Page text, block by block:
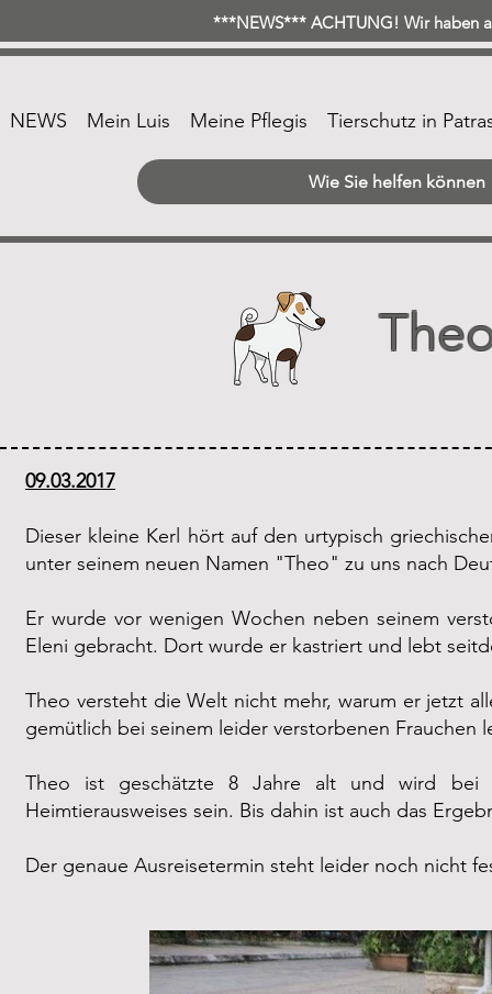
***NEWS*** ACHTUNG! Wir haben
NEWS Mein Luis Meine Pflegis Tierschutz in
Wie Sie helfen können
09.03.2017
Dieser kleine Kerl hört auf den urtypisch
unter seinem neuen Namen "Theo" zu uns nach
Er wurde vor wenigen Wochen neben seinem
Eleni gebracht. Dort wurde er kastriert und lebt
Theo versteht die Welt nicht mehr, warum er jetzt
gemütlich bei seinem leider verstorbenen Frauchen
Theo ist geschätzte 8 Jahre alt und wird bei
Heimtierausweises sein. Bis dahin ist auch das
Der genaue Ausreisetermin steht leider noch nicht